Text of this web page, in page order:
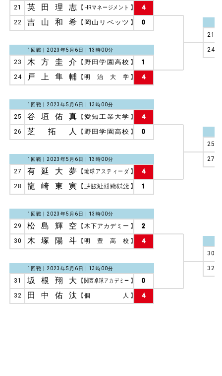
21
24
25
27
30
32
4
21 英田理志 【 HRマネージメント 】
0
22 吉山和希 【 岡山リベッツ 】
1回戦 | 2023年5月6日 | 13時00分
1
23 木方圭介 【 野田学園高校 】
4
24 戸上隼輔 【 明治大学 】
1回戦 | 2023年5月6日 | 13時00分
4
25 谷垣佑真 【 愛知工業大学 】
0
26 芝拓人 【 野田学園高校 】
1回戦 | 2023年5月6日 | 13時00分
4
27 有延大夢 【 琉球アスティーダ 】
1
28 龍崎東寅 【 三井住友海上火災保険株式会社 】
1回戦 | 2023年5月6日 | 13時00分
2
29 松島輝空 【 木下アカデミー 】
4
30 木塚陽斗 【 明豊高校 】
1回戦 | 2023年5月6日 | 13時00分
0
31 坂根翔大 【 関西卓球アカデミー 】
4
32 田中佑汰 【 個人 】